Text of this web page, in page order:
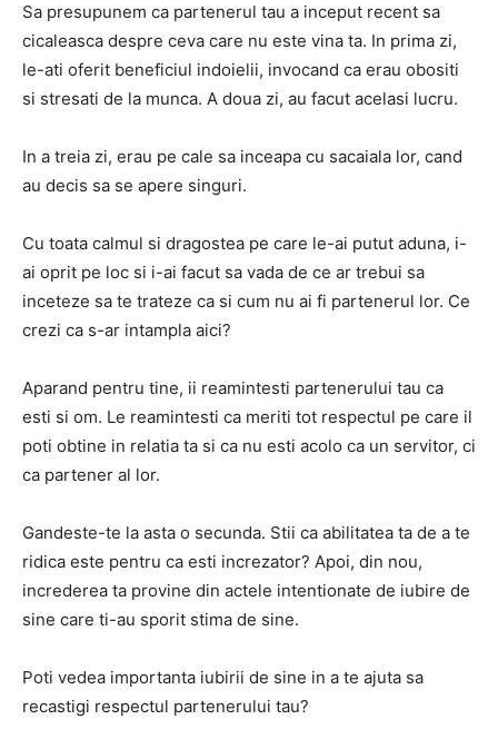
Sa presupunem ca partenerul tau a inceput recent sa
cicaleasca despre ceva care nu este vina ta. In prima zi,
le-ati oferit beneficiul indoielii, invocand ca erau obositi
si stresati de la munca. A doua zi, au facut acelasi lucru.
In a treia zi, erau pe cale sa inceapa cu sacaiala lor, cand
au decis sa se apere singuri.
Cu toata calmul si dragostea pe care le-ai putut aduna, i-
ai oprit pe loc si i-ai facut sa vada de ce ar trebui sa
inceteze sa te trateze ca si cum nu ai fi partenerul lor. Ce
crezi ca s-ar intampla aici?
Aparand pentru tine, ii reamintesti partenerului tau ca
esti si om. Le reamintesti ca meriti tot respectul pe care il
poti obtine in relatia ta si ca nu esti acolo ca un servitor, ci
ca partener al lor.
Gandeste-te la asta o secunda. Stii ca abilitatea ta de a te
ridica este pentru ca esti increzator? Apoi, din nou,
increderea ta provine din actele intentionate de iubire de
sine care ti-au sporit stima de sine.
Poti vedea importanta iubirii de sine in a te ajuta sa
recastigi respectul partenerului tau?